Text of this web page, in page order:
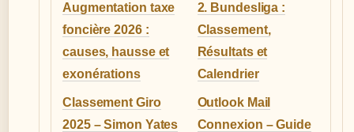
Augmentation taxe
foncière 2026 :
causes, hausse et
exonérations
2. Bundesliga :
Classement,
Résultats et
Calendrier
Classement Giro
2025 – Simon Yates
Outlook Mail
Connexion – Guide